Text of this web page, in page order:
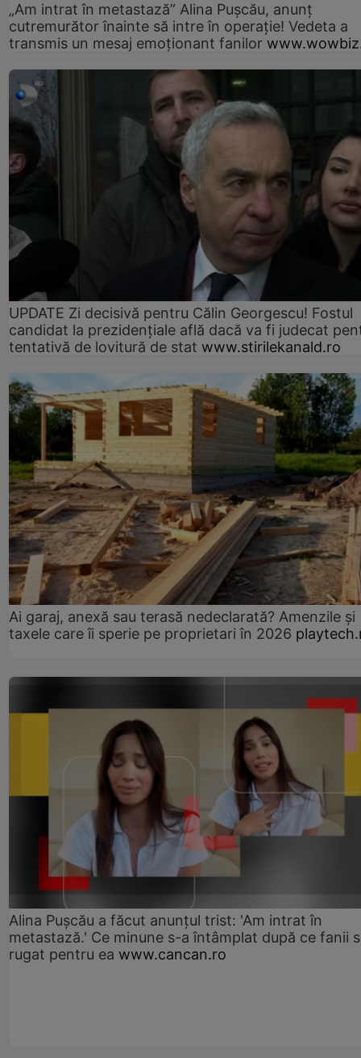
„Am intrat în metastază” Alina Pușcău, anunț
cutremurător înainte să intre în operație! Vedeta a
transmis un mesaj emoționant fanilor
UPDATE Zi decisivă pentru Călin Georgescu! Fostul
candidat la prezidențiale află dacă va fi judecat
tentativă de lovitură de stat www.stirilekanald.ro
Ai garaj, anexă sau terasă nedeclarată? Amenzile și
taxele care îi sperie pe proprietari în 2026
Alina Pușcău a făcut anunțul trist: 'Am intrat în
metastază.' Ce minune s-a întâmplat după ce fanii
rugat pentru ea www.cancan.ro